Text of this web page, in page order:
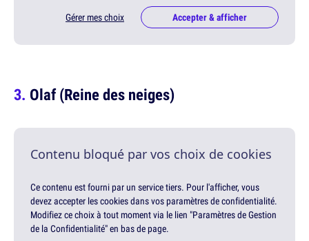
Gérer mes choix Accepter & afficher
Olaf (Reine des neiges)
Contenu bloqué par vos choix de cookies
Ce contenu est fourni par un service tiers. Pour l'afficher, vous
devez accepter les cookies dans vos paramètres de confidentialité.
Modifiez ce choix à tout moment via le lien "Paramètres de Gestion
de la Confidentialité" en bas de page.